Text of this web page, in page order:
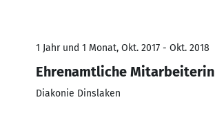
1 Jahr und 1 Monat, Okt. 2017 - Okt. 2018
Ehrenamtliche Mitarbeiterin
Diakonie Dinslaken